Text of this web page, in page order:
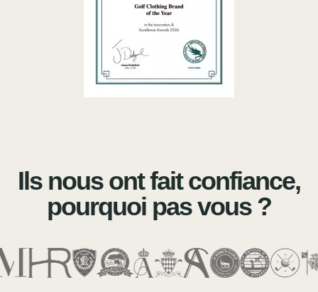
Ils nous ont fait confiance,
pourquoi pas vous ?